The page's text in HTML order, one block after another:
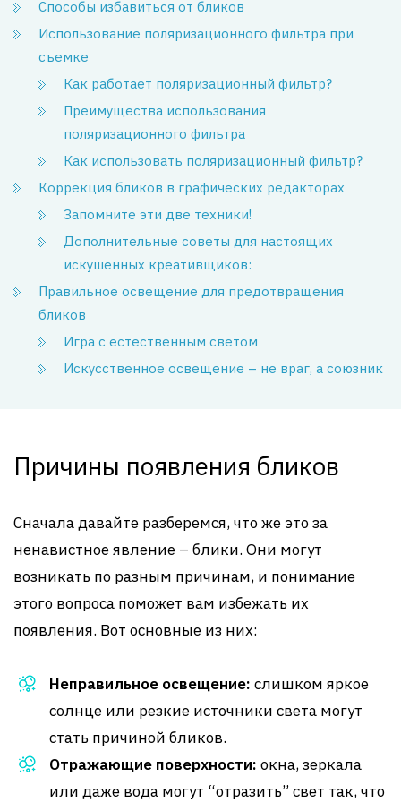
Способы избавиться от бликов
Использование поляризационного фильтра при
съемке
Как работает поляризационный фильтр?
Преимущества использования
поляризационного фильтра
Как использовать поляризационный фильтр?
Коррекция бликов в графических редакторах
Запомните эти две техники!
Дополнительные советы для настоящих
искушенных креативщиков:
Правильное освещение для предотвращения
бликов
Игра с естественным светом
Искусственное освещение – не враг, а союзник
Причины появления бликов
Сначала давайте разберемся, что же это за
ненавистное явление – блики. Они могут
возникать по разным причинам, и понимание
этого вопроса поможет вам избежать их
появления. Вот основные из них:
Неправильное освещение: слишком яркое
солнце или резкие источники света могут
стать причиной бликов.
Отражающие поверхности: окна, зеркала
или даже вода могут “отразить” свет так, что